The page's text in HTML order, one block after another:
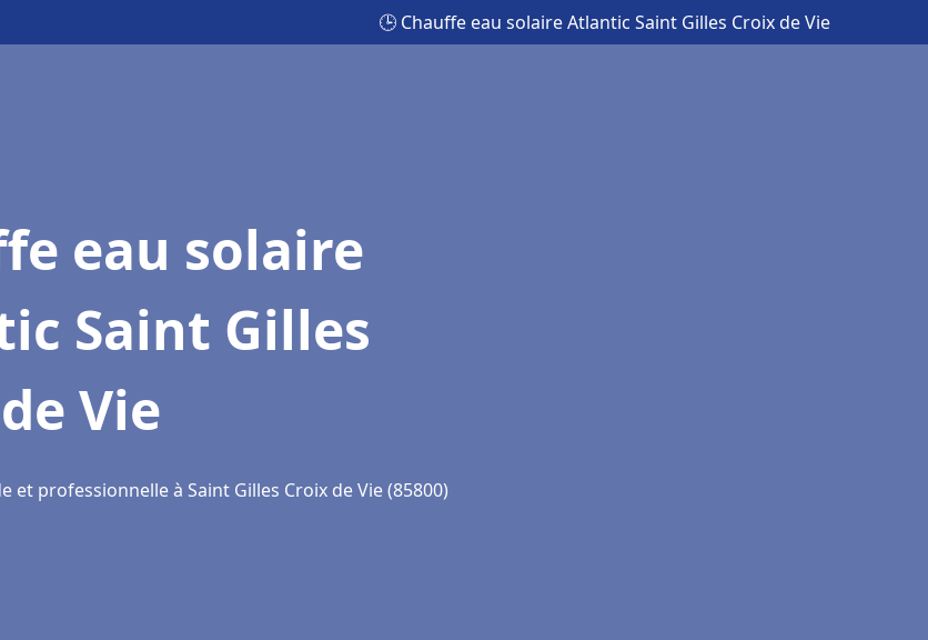
🕒 Chauffe eau solaire Atlantic Saint Gilles Croix de Vie
eau solaire
Saint Gilles
Vie
et professionnelle à Saint Gilles Croix de Vie (85800)